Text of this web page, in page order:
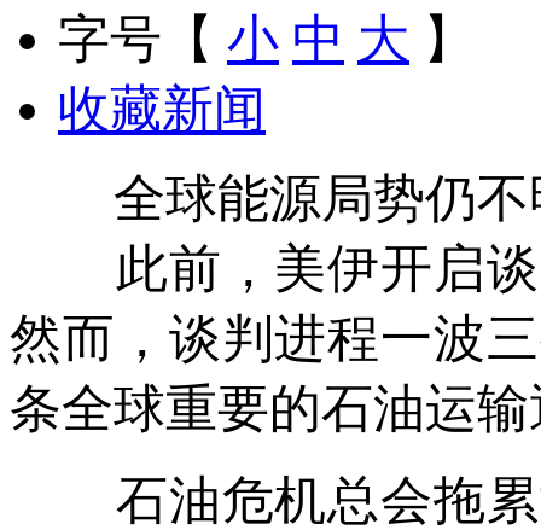
字号【 小 中 大 】
收藏新闻
全球能源局势仍不
此前，美伊开启谈
然而，谈判进程一波
条全球重要的石油运
石油危机总会拖累